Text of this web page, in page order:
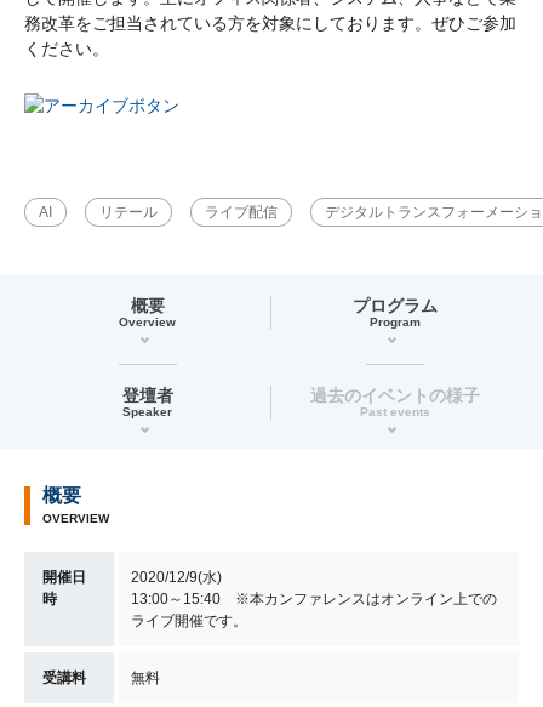
務改革をご担当されている方を対象にしております。ぜひご参加
ください。
AI リテール ライブ配信 デジタルトランスフォーメーシ
概要
Overview
プログラム
Program
登壇者
Speaker
過去のイベントの様子
Past events
概要
OVERVIEW
開催日
時
2020/12/9(水)
13:00～15:40 ※本カンファレンスはオンライン上での
ライブ開催です。
受講料 無料